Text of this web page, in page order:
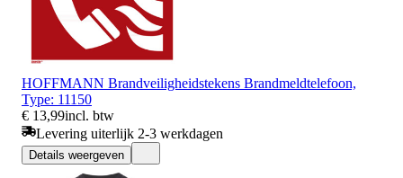
HOFFMANN Brandveiligheidstekens Brandmeldtelefoon,
Type: 11150
€ 13,99incl. btw
Levering uiterlijk 2-3 werkdagen
Details weergeven